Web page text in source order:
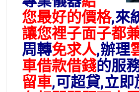
您最好的價格,來
讓您裡子面子都
周轉免求人,辦理
車借款借錢的服
留車,可超貸,立